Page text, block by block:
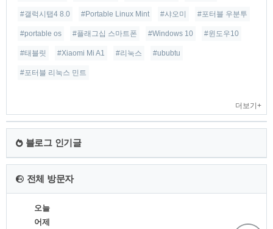
#갤럭시탭4 8.0 #Portable Linux Mint #샤오미 #포터블 우분투
#portable os #플래그십 스마트폰 #Windows 10 #윈도우10
#태블릿 #Xiaomi Mi A1 #리눅스 #ububtu
#포터블 리눅스 민트
더보기+
블로그 인기글
전체 방문자
오늘
어제